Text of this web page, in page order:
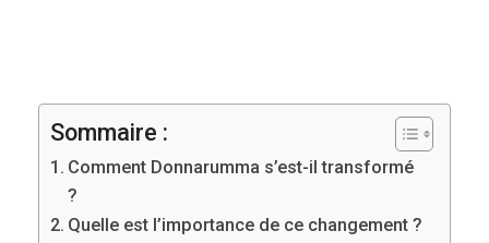
Sommaire :
Comment Donnarumma s’est-il transformé
?
Quelle est l’importance de ce changement ?